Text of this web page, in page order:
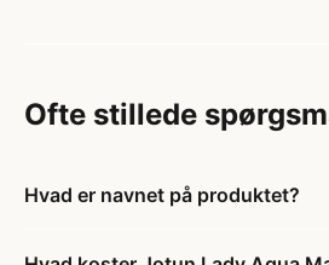
Ofte stillede
Hvad er navnet på produktet?